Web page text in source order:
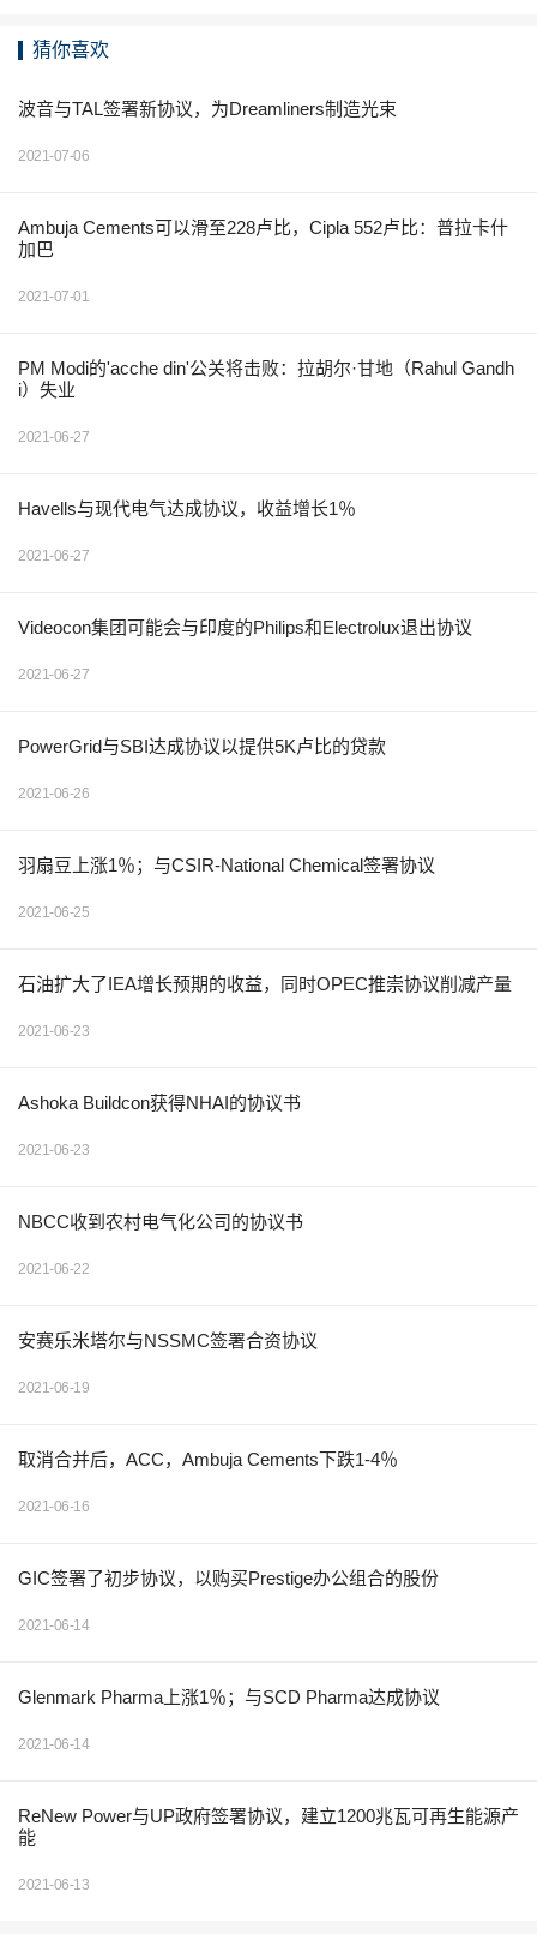
猜你喜欢
波音与TAL签署新协议，为Dreamliners制造光束
2021-07-06
Ambuja Cements可以滑至228卢比，Cipla 552卢比：普拉卡什
加巴
2021-07-01
PM Modi的'acche din'公关将击败：拉胡尔·甘地（Rahul Gandh
i）失业
2021-06-27
Havells与现代电气达成协议，收益增长1％
2021-06-27
Videocon集团可能会与印度的Philips和Electrolux退出协议
2021-06-27
PowerGrid与SBI达成协议以提供5K卢比的贷款
2021-06-26
羽扇豆上涨1％；与CSIR-National Chemical签署协议
2021-06-25
石油扩大了IEA增长预期的收益，同时OPEC推崇协议削减产量
2021-06-23
Ashoka Buildcon获得NHAI的协议书
2021-06-23
NBCC收到农村电气化公司的协议书
2021-06-22
安赛乐米塔尔与NSSMC签署合资协议
2021-06-19
取消合并后，ACC，Ambuja Cements下跌1-4％
2021-06-16
GIC签署了初步协议，以购买Prestige办公组合的股份
2021-06-14
Glenmark Pharma上涨1％；与SCD Pharma达成协议
2021-06-14
ReNew Power与UP政府签署协议，建立1200兆瓦可再生能源产
能
2021-06-13